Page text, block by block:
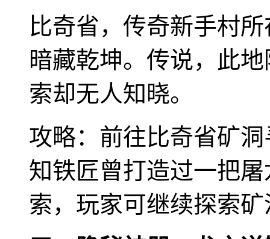
比奇省，传奇新手村
暗藏乾坤。传说，此
索却无人知晓。
攻略：前往比奇省矿
知铁匠曾打造过一把
索，玩家可继续探索